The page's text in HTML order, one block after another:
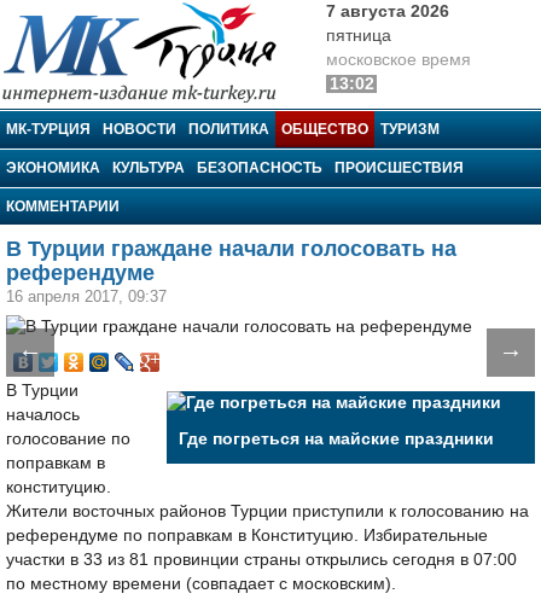
МК-Турция
7 августа 2026
пятница
московское время
13:02
МК-ТУРЦИЯ НОВОСТИ ПОЛИТИКА ОБЩЕСТВО ТУРИЗМ
ЭКОНОМИКА КУЛЬТУРА БЕЗОПАСНОСТЬ ПРОИСШЕСТВИЯ
КОММЕНТАРИИ
В Турции граждане начали голосовать на
референдуме
16 апреля 2017, 09:37
← →
Где погреться на майские праздники
В Турции
началось
голосование по
поправкам в
конституцию.
Жители восточных районов Турции приступили к голосованию на
референдуме по поправкам в Конституцию. Избирательные
участки в 33 из 81 провинции страны открылись сегодня в 07:00
по местному времени (совпадает с московским).